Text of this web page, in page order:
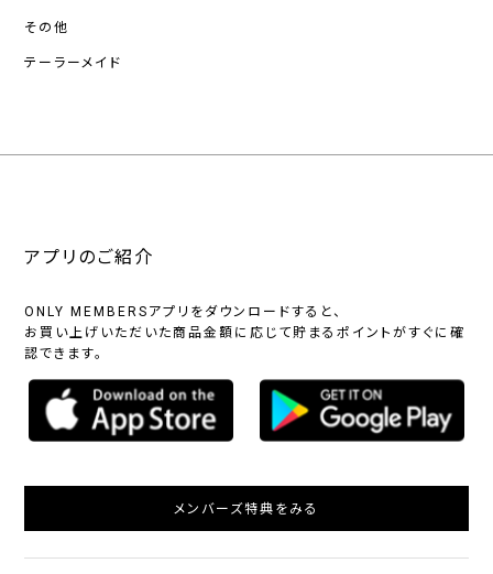
その他
テーラーメイド
アプリのご紹介
ONLY MEMBERSアプリをダウンロードすると、
お買い上げいただいた商品金額に応じて貯まるポイントがすぐに確
認できます。
メンバーズ特典をみる